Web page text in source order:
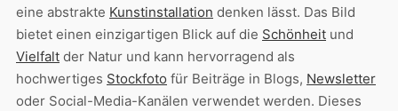
eine abstrakte Kunstinstallation denken lässt. Das Bild
bietet einen einzigartigen Blick auf die Schönheit und
Vielfalt der Natur und kann hervorragend als
hochwertiges Stockfoto für Beiträge in Blogs, Newsletter
oder Social-Media-Kanälen verwendet werden. Dieses